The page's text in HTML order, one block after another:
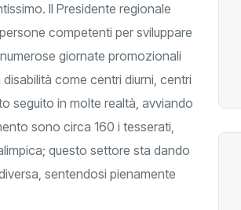
Il Presidente regionale
competenti per sviluppare
giornate promozionali
come centri diurni, centri
seguito in molte realtà, avviando
sono circa 160 i tesserati,
questo settore sta dando
sentendosi pienamente